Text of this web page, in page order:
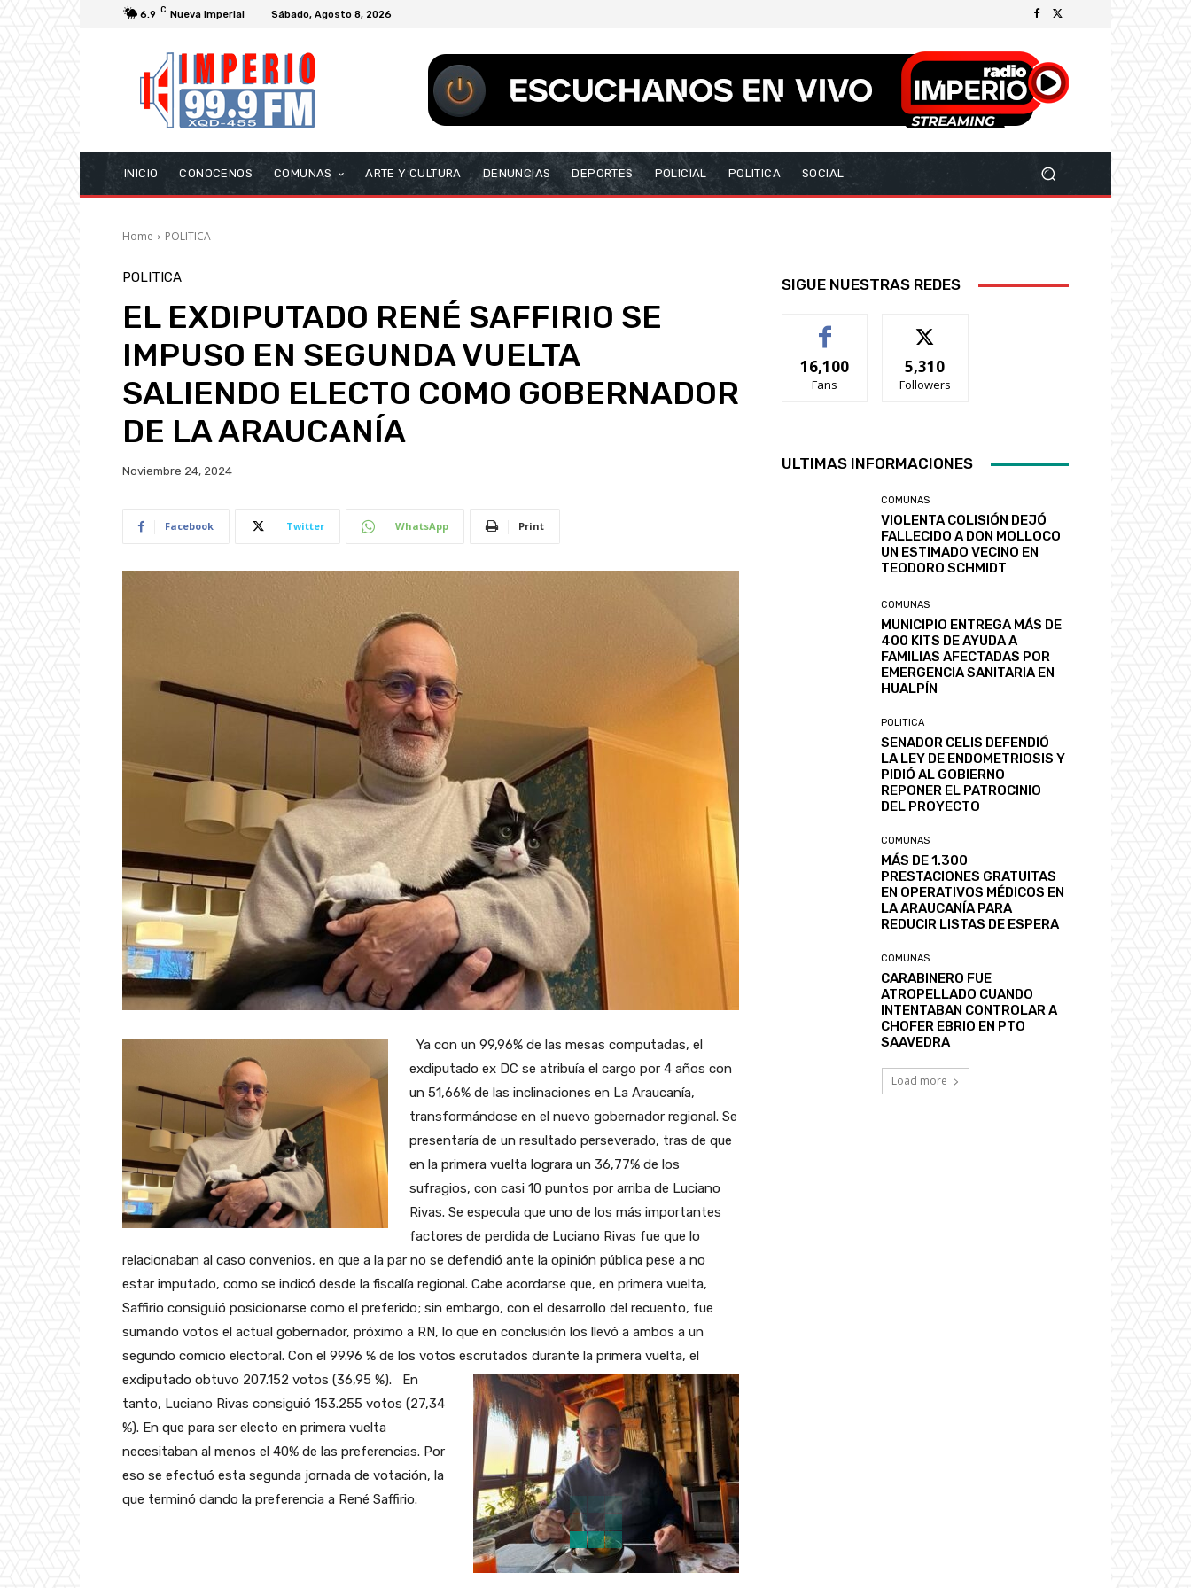
6.9 C Nueva Imperial Sábado, Agosto 8, 2026
INICIO CONOCENOS COMUNAS ARTE Y CULTURA DENUNCIAS DEPORTES POLICIAL POLITICA SOCIAL
Home POLITICA
POLITICA
EL EXDIPUTADO RENÉ SAFFIRIO SE
IMPUSO EN SEGUNDA VUELTA
SALIENDO ELECTO COMO GOBERNADOR
DE LA ARAUCANÍA
Noviembre 24, 2024
Facebook Twitter WhatsApp Print
Ya con un 99,96% de las mesas computadas, el
exdiputado ex DC se atribuía el cargo por 4 años con
un 51,66% de las inclinaciones en La Araucanía,
transformándose en el nuevo gobernador regional. Se
presentaría de un resultado perseverado, tras de que
en la primera vuelta lograra un 36,77% de los
sufragios, con casi 10 puntos por arriba de Luciano
Rivas. Se especula que uno de los más importantes
factores de perdida de Luciano Rivas fue que lo
relacionaban al caso convenios, en que a la par no se defendió ante la opinión pública pese a no
estar imputado, como se indicó desde la fiscalía regional. Cabe acordarse que, en primera vuelta,
Saffirio consiguió posicionarse como el preferido; sin embargo, con el desarrollo del recuento, fue
sumando votos el actual gobernador, próximo a RN, lo que en conclusión los llevó a ambos a un
segundo comicio electoral. Con el 99.96 % de los votos escrutados durante la primera vuelta, el
exdiputado obtuvo 207.152 votos (36,95 %). En
tanto, Luciano Rivas consiguió 153.255 votos (27,34
%). En que para ser electo en primera vuelta
necesitaban al menos el 40% de las preferencias. Por
eso se efectuó esta segunda jornada de votación, la
que terminó dando la preferencia a René Saffirio.
SIGUE NUESTRAS REDES
16,100
Fans
5,310
Followers
ULTIMAS INFORMACIONES
COMUNAS
VIOLENTA COLISIÓN DEJÓ
FALLECIDO A DON MOLLOCO
UN ESTIMADO VECINO EN
TEODORO SCHMIDT
COMUNAS
MUNICIPIO ENTREGA MÁS DE
400 KITS DE AYUDA A
FAMILIAS AFECTADAS POR
EMERGENCIA SANITARIA EN
HUALPÍN
POLITICA
SENADOR CELIS DEFENDIÓ
LA LEY DE ENDOMETRIOSIS Y
PIDIÓ AL GOBIERNO
REPONER EL PATROCINIO
DEL PROYECTO
COMUNAS
MÁS DE 1.300
PRESTACIONES GRATUITAS
EN OPERATIVOS MÉDICOS EN
LA ARAUCANÍA PARA
REDUCIR LISTAS DE ESPERA
COMUNAS
CARABINERO FUE
ATROPELLADO CUANDO
INTENTABAN CONTROLAR A
CHOFER EBRIO EN PTO
SAAVEDRA
Load more